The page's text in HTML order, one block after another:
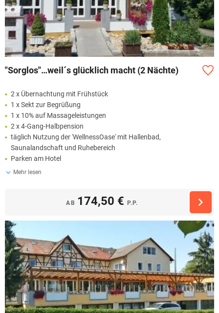
"Sorglos"…weil´s glücklich macht (2 Nächte)
2 x Übernachtung mit Frühstück
1 x Sekt zur Begrüßung
1 x 10% auf Massageleistungen
2 x 4-Gang-Halbpension
täglich Nutzung der 'WellnessOase' mit Hallenbad,
Saunalandschaft und Ruhebereich
Parken am Hotel
Mehr lesen
AB 174,50 € P.P.